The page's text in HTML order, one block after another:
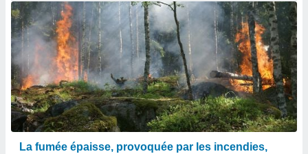
La fumée épaisse, provoquée par les incendies,